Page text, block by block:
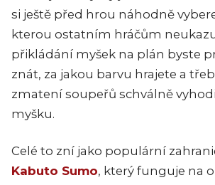
si ještě před hrou náhodně
kterou ostatním hráčům
přikládání myšek na plán byste
znát, za jakou barvu hrajete a
zmatení soupeřů schválně
myšku.
Celé to zní jako populární
Kabuto Sumo, který funguje na